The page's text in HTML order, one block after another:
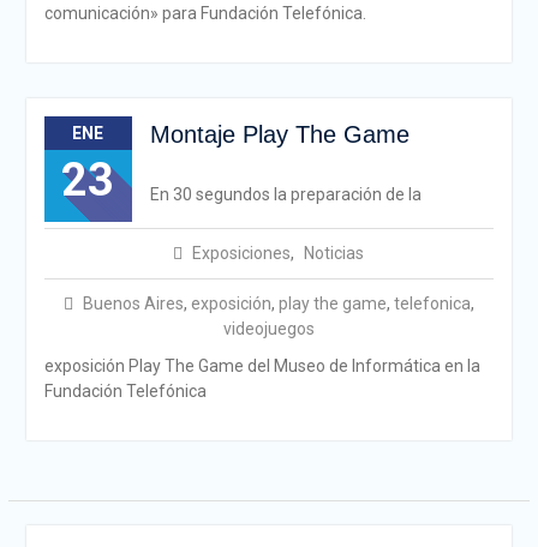
comunicación» para Fundación Telefónica.
ENE
23
Montaje Play The Game
Exposiciones, Noticias
Buenos Aires, exposición, play the game, telefonica,
videojuegos
En 30 segundos la preparación de la
exposición Play The Game del Museo de Informática en la
Fundación Telefónica